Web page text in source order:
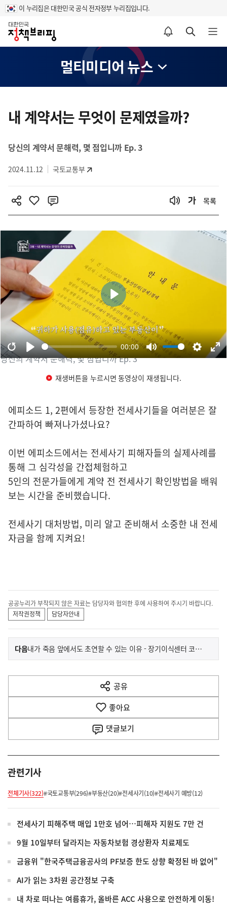
이 누리집은 대한민국 공식 전자정부 누리집입니다.
홈
알림설정 바로가기 검색 바로가기 메뉴 열기
멀티미디어 뉴스
텐
츠
영
역
내 계약서는 무엇이 문제였을까?
당신의 계약서 문해력, 몇 점입니까 Ep. 3
2024.11.12 국토교통부
목록
당신의 계약서 문해력, 몇 점입니까 Ep. 3
재생버튼을 누르시면 동영상이 재생됩니다.
에피소드 1, 2편에서 등장한 전세사기들을 여러분은 잘
간파하여 빠져나가셨나요?
이번 에피소드에서는 전세사기 피해자들의 실제사례를
통해 그 심각성을 간접체험하고
5인의 전문가들에게 계약 전 전세사기 확인방법을 배워
보는 시간을 준비했습니다.
전세사기 대처방법, 미리 알고 준비해서 소중한 내 전세
자금을 함께 지켜요!
공공누리가 부착되지 않은 자료는 담당자와 협의한 후에 사용하여 주시기 바랍니다.
저작권정책
담당자안내
이
전
다
음
다음기
사
내가 죽음 앞에서도 초연할 수 있는 이유 - 장기이식센터 코디네이터 이유리 선생님
공유
열
기
좋아요
댓글보기
관련기사
전체기사(322)#국토교통부(296)#부동산(20)#전세사기(10)#전세사기 예방(12)
전세사기 피해주택 매입 1만호 넘어…피해자 지원도 7만 건
9월 10일부터 달라지는 자동차보험 경상환자 치료제도
금융위 "한국주택금융공사의 PF보증 한도 상향 확정된 바 없어"
AI가 읽는 3차원 공간정보 구축
내 차로 떠나는 여름휴가, 올바른 ACC 사용으로 안전하게 이동!